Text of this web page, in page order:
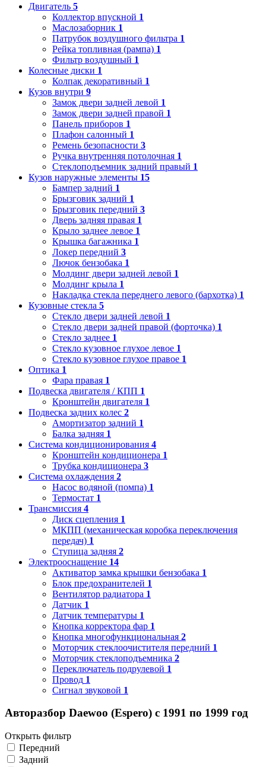
Двигатель 5
Коллектор впускной 1
Маслозаборник 1
Патрубок воздушного фильтра 1
Рейка топливная (рампа) 1
Фильтр воздушный 1
Колесные диски 1
Колпак декоративный 1
Кузов внутри 9
Замок двери задней левой 1
Замок двери задней правой 1
Панель приборов 1
Плафон салонный 1
Ремень безопасности 3
Ручка внутренняя потолочная 1
Стеклоподъемник задний правый 1
Кузов наружные элементы 15
Бампер задний 1
Брызговик задний 1
Брызговик передний 3
Дверь задняя правая 1
Крыло заднее левое 1
Крышка багажника 1
Локер передний 3
Лючок бензобака 1
Молдинг двери задней левой 1
Молдинг крыла 1
Накладка стекла переднего левого (бархотка) 1
Кузовные стекла 5
Стекло двери задней левой 1
Стекло двери задней правой (форточка) 1
Стекло заднее 1
Стекло кузовное глухое левое 1
Стекло кузовное глухое правое 1
Оптика 1
Фара правая 1
Подвеска двигателя / КПП 1
Кронштейн двигателя 1
Подвеска задних колес 2
Амортизатор задний 1
Балка задняя 1
Система кондиционирования 4
Кронштейн кондиционера 1
Трубка кондиционера 3
Система охлаждения 2
Насос водяной (помпа) 1
Термостат 1
Трансмиссия 4
Диск сцепления 1
МКПП (механическая коробка переключения
передач) 1
Ступица задняя 2
Электрооснащение 14
Активатор замка крышки бензобака 1
Блок предохранителей 1
Вентилятор радиатора 1
Датчик 1
Датчик температуры 1
Кнопка корректора фар 1
Кнопка многофункциональная 2
Моторчик стеклоочистителя передний 1
Моторчик стеклоподъемника 2
Переключатель подрулевой 1
Провод 1
Сигнал звуковой 1
Авторазбор Daewoo (Espero) с 1991 по 1999 год
Открыть фильтр
Передний
Задний